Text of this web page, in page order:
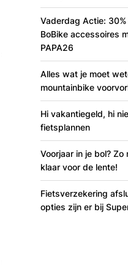
Vaderdag Actie:
BoBike accessoires
PAPA26
Alles wat je moet
mountainbike
Hi vakantiegeld, hi
fietsplannen
Voorjaar in je bol? Zo
klaar voor de lente!
Fietsverzekering
opties zijn er bij